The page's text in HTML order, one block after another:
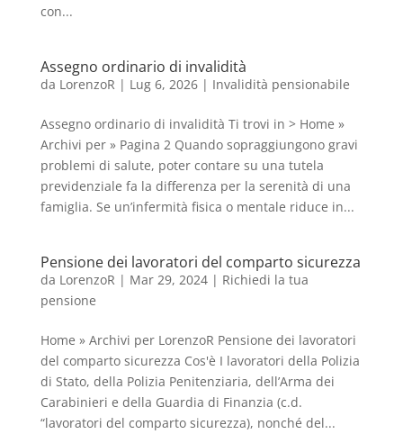
con...
Assegno ordinario di invalidità
da LorenzoR | Lug 6, 2026| Invalidità pensionabile
Assegno ordinario di invalidità Ti trovi in > Home »
Archivi per » Pagina 2 Quando sopraggiungono gravi
problemi di salute, poter contare su una tutela
previdenziale fa la differenza per la serenità di una
famiglia. Se un’infermità fisica o mentale riduce in...
Pensione dei lavoratori del comparto sicurezza
da LorenzoR | Mar 29, 2024| Richiedi la tua
pensione
Home » Archivi per LorenzoR Pensione dei lavoratori
del comparto sicurezza Cos'è I lavoratori della Polizia
di Stato, della Polizia Penitenziaria, dell’Arma dei
Carabinieri e della Guardia di Finanzia (c.d.
“lavoratori del comparto sicurezza), nonché del...